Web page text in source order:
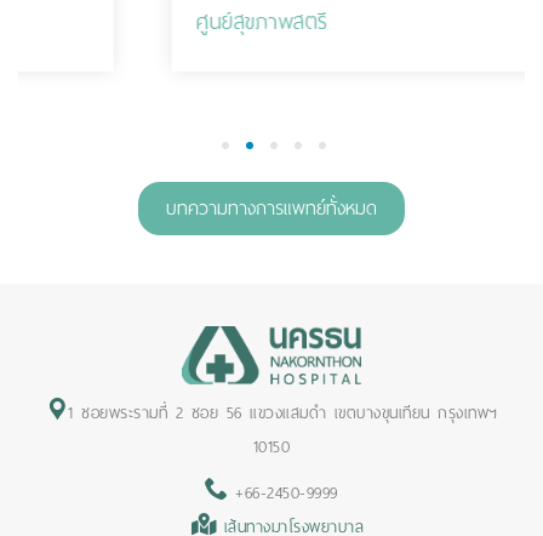
ศูนย์สุขภาพสตรี
1 2 3 4 5
บทความทางการแพทย์ทั้งหมด
1 ซอยพระรามที่ 2 ซอย 56 แขวงแสมดำ เขตบางขุนเทียน กรุงเทพฯ
10150
+66-2450-9999
เส้นทางมาโรงพยาบาล